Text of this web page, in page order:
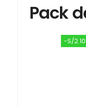
Pack
-S/2.10